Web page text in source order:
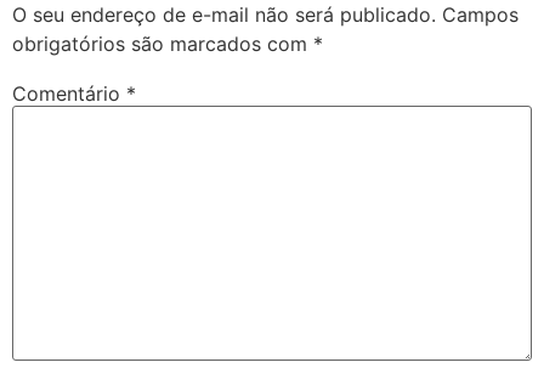
O seu endereço de e-mail não será publicado. Campos
obrigatórios são marcados com *
Comentário *